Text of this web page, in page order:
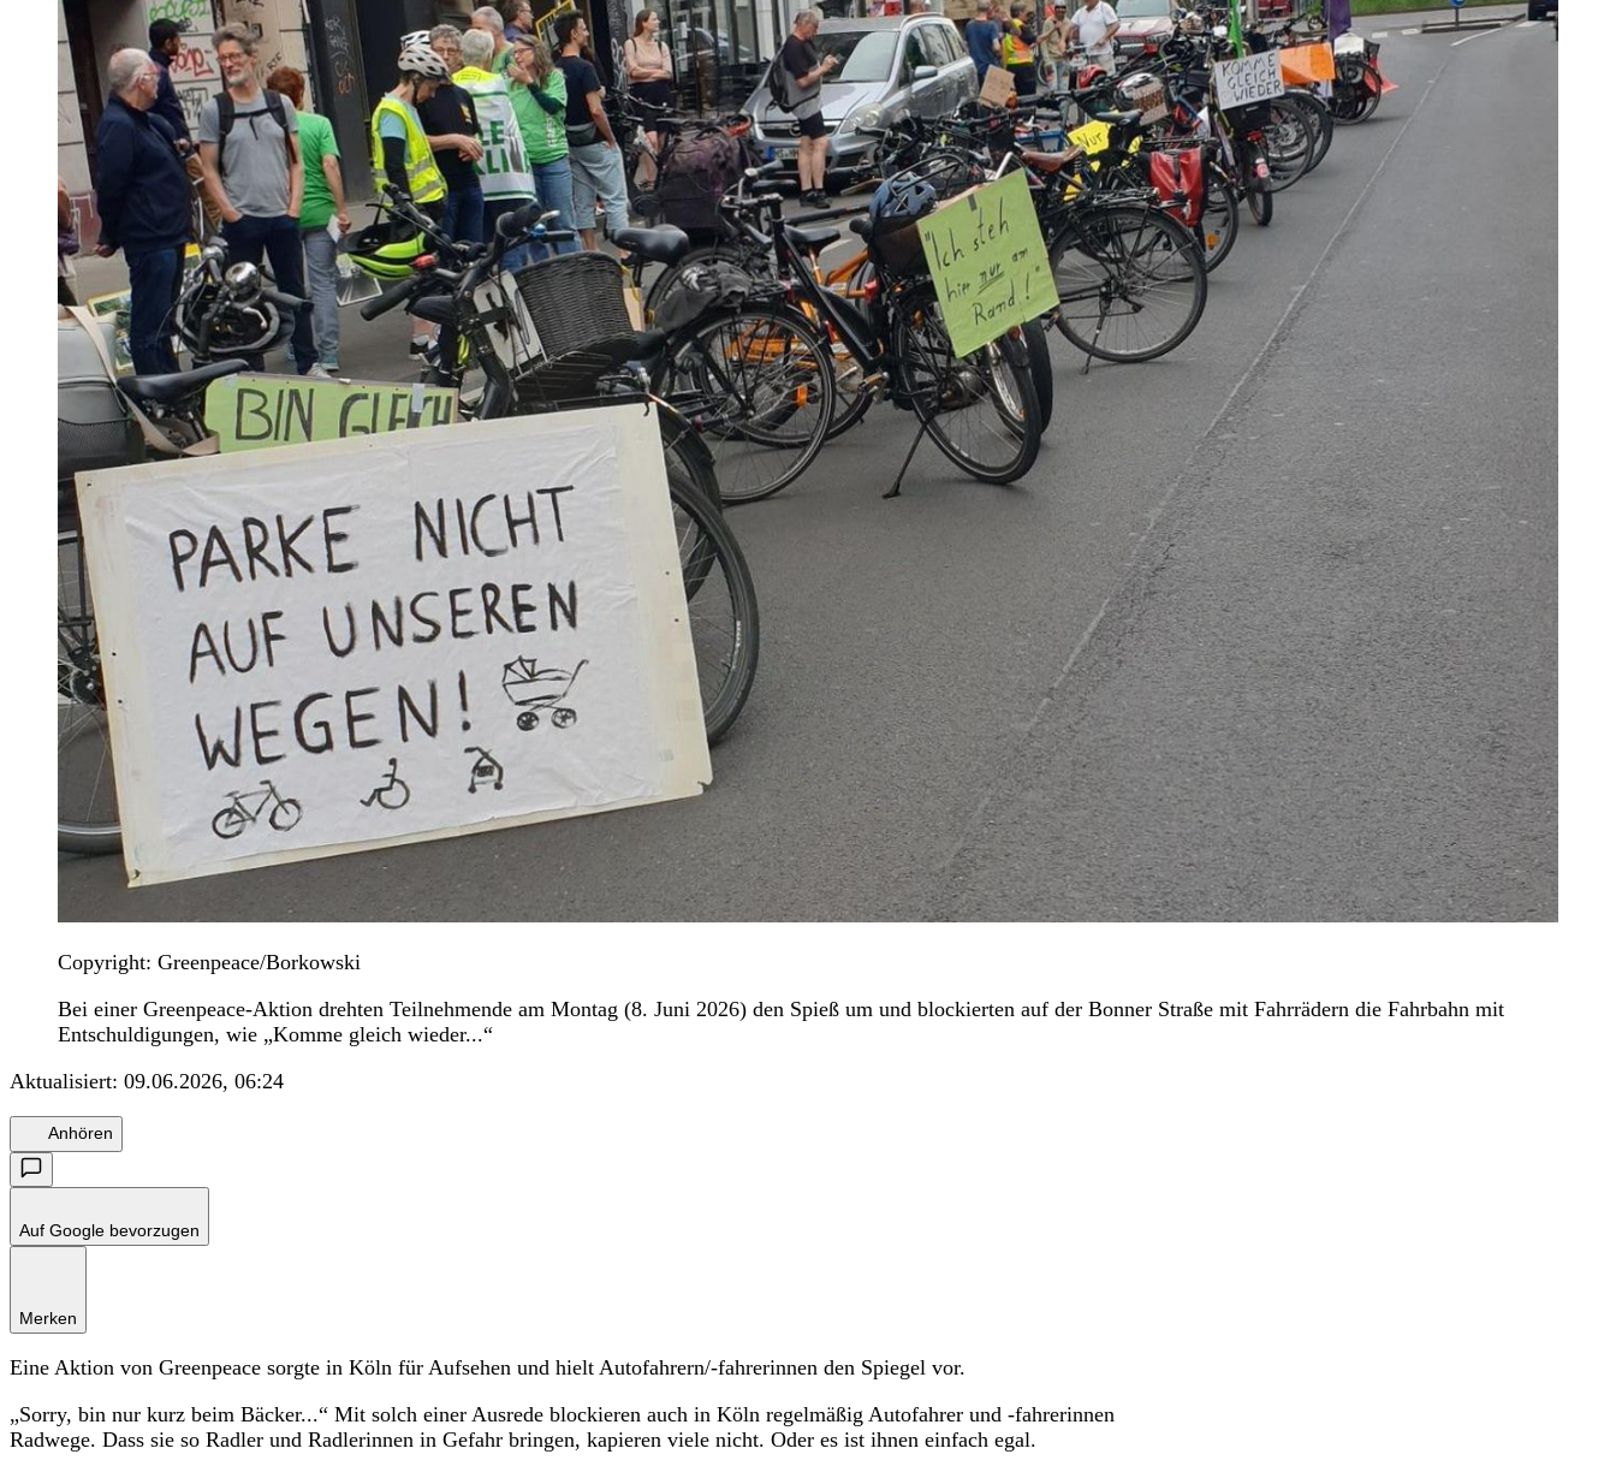
Copyright: Greenpeace/Borkowski
Bei einer Greenpeace-Aktion drehten Teilnehmende am Montag (8. Juni 2026) den Spieß um und blockierten auf der Bonner Straße mit Fahrrädern die Fahrbahn mit
Entschuldigungen, wie „Komme gleich wieder...“
Aktualisiert: 09.06.2026, 06:24
Anhören
Auf Google bevorzugen
Merken
Eine Aktion von Greenpeace sorgte in Köln für Aufsehen und hielt Autofahrern/-fahrerinnen den Spiegel vor.
„Sorry, bin nur kurz beim Bäcker...“ Mit solch einer Ausrede blockieren auch in Köln regelmäßig Autofahrer und -fahrerinnen
Radwege. Dass sie so Radler und Radlerinnen in Gefahr bringen, kapieren viele nicht. Oder es ist ihnen einfach egal.